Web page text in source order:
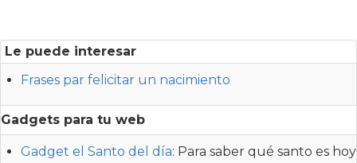
Le puede interesar
Frases par felicitar un nacimiento
Gadgets para tu web
Gadget el Santo del día: Para saber qué santo es hoy